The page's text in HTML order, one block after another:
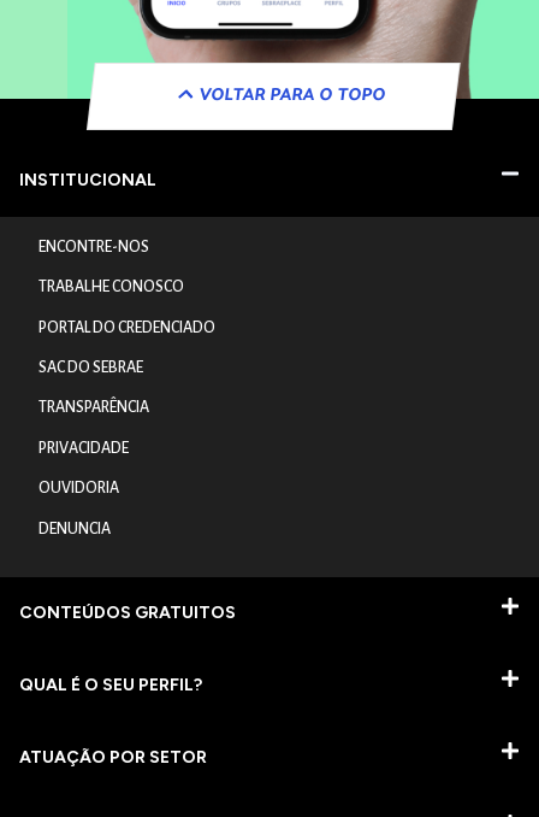
VOLTAR PARA O TOPO
INSTITUCIONAL
ENCONTRE-NOS
TRABALHE CONOSCO
PORTAL DO CREDENCIADO
SAC DO SEBRAE
TRANSPARÊNCIA
PRIVACIDADE
OUVIDORIA
DENUNCIA
CONTEÚDOS GRATUITOS
QUAL É O SEU PERFIL?
ATUAÇÃO POR SETOR